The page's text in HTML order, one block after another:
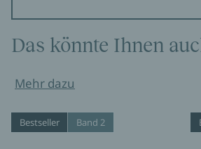
Das könnte Ihnen
Mehr dazu
Bestseller Band 2